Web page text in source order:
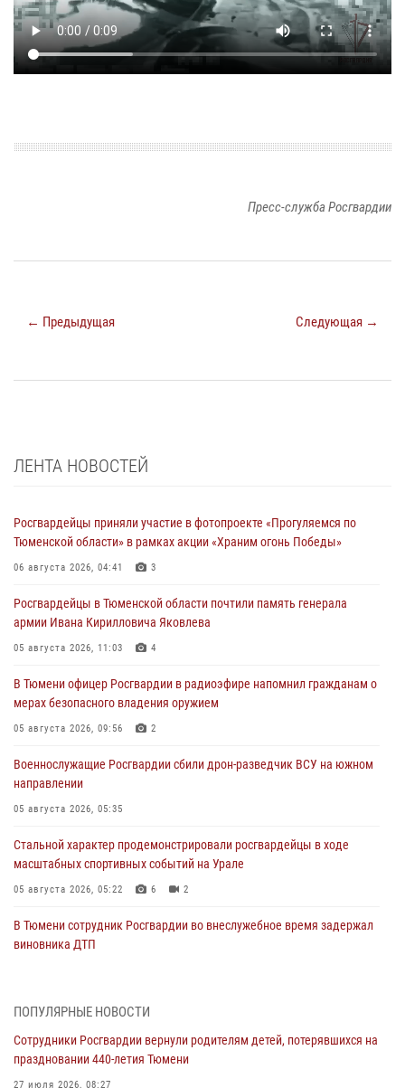
Пресс-служба Росгвардии
← Предыдущая Следующая →
ЛЕНТА НОВОСТЕЙ
Росгвардейцы приняли участие в фотопроекте «Прогуляемся по
Тюменской области» в рамках акции «Храним огонь Победы»
06 августа 2026, 04:41 3
Росгвардейцы в Тюменской области почтили память генерала
армии Ивана Кирилловича Яковлева
05 августа 2026, 11:03 4
В Тюмени офицер Росгвардии в радиоэфире напомнил гражданам о
мерах безопасного владения оружием
05 августа 2026, 09:56 2
Военнослужащие Росгвардии сбили дрон-разведчик ВСУ на южном
направлении
05 августа 2026, 05:35
Стальной характер продемонстрировали росгвардейцы в ходе
масштабных спортивных событий на Урале
05 августа 2026, 05:22 6 2
В Тюмени сотрудник Росгвардии во внеслужебное время задержал
виновника ДТП
Со 101-м Днём рождения поздравили сотрудники Росгвардии
04 августа 2026, 11:07
ПОПУЛЯРНЫЕ НОВОСТИ
Сотрудники Росгвардии вернули родителям детей, потерявшихся на
праздновании 440-летия Тюмени
27 июля 2026, 08:27